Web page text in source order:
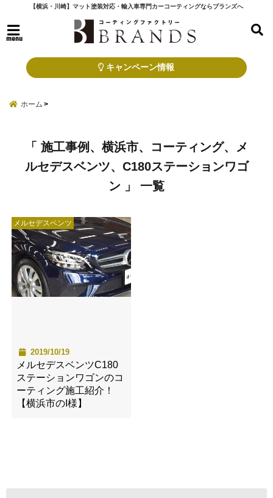
【横浜・川崎】マット塗装対応・輸入車専門カーコーティングならブランズへ
menu
キャンペーン情報
ホーム
「 施工事例、横浜市、コーティング、メ
ルセデスベンツ、C180ステーションワゴ
ン 」 一覧
メルセデスベンツ
2019/10/19
メルセデスベンツC180
ステーションワゴンのコ
ーティング施工紹介！
【横浜市のI様】